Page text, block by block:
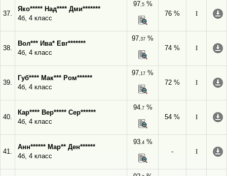
37.
Яко***** Над**** Дми*******
4б, 4 класс
97,5%
76 %
I
38.
Вол*** Ива* Евг*******
4б, 4 класс
97,37 %
74 %
I
39.
Губ**** Мак*** Ром******
4б, 4 класс
97,17 %
72 %
I
40.
Кар**** Вер***** Сер******
4б, 4 класс
94,7%
54 %
I
41.
Анн****** Мар** Ден******
4б, 4 класс
93,4%
-
I